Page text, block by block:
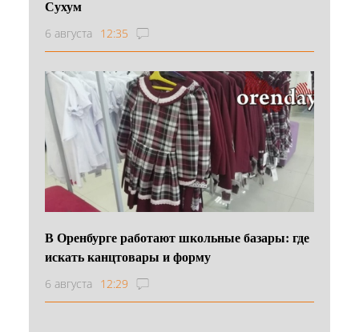
Сухум
6 августа 12:35
В Оренбурге работают школьные базары: где
искать канцтовары и форму
6 августа 12:29